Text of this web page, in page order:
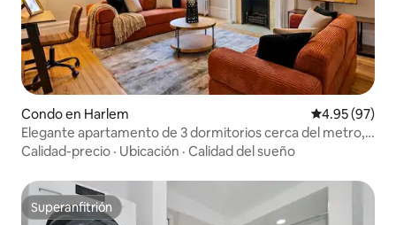
Condo en Harlem Calificación
4.95 (97)
Elegante apartamento de 3 dormitorios cerca del metro,
Yankee Stadium y con patio
Calidad-precio · Ubicación · Calidad del sueño
Superanfitrión
Superanfitrión